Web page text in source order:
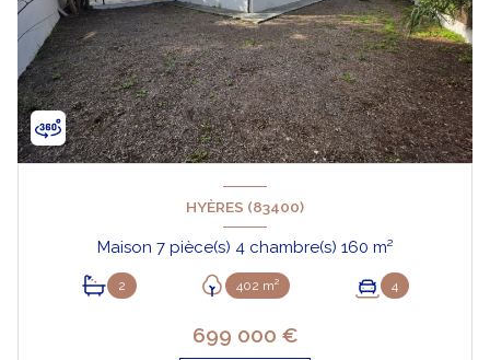
HYÈRES (83400)
Maison 7 pièce(s) 4 chambre(s) 160 m²
2 402 m² 4
699 000 €